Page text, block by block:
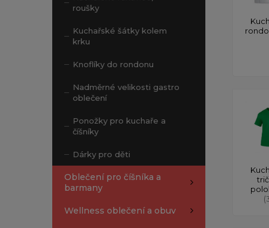
roušky
Kuchařské šátky kolem
krku
Knoflíky do rondonu
Nadměrné velikosti gastro
oblečení
Ponožky pro kuchaře a
číšníky
Dárky pro děti
Oblečení pro číšníka a
barmany
Wellness oblečení a obuv